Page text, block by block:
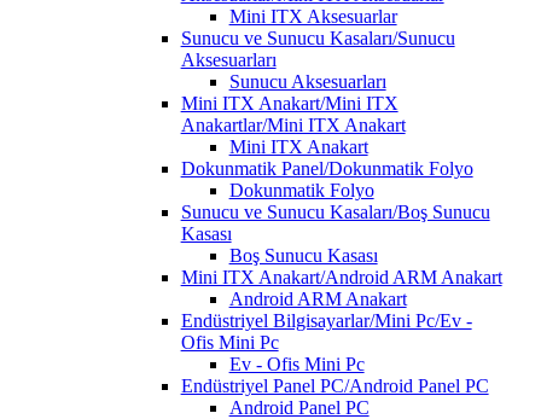
Mini ITX Aksesuarlar
Sunucu ve Sunucu Kasaları/Sunucu
Aksesuarları
Sunucu Aksesuarları
Mini ITX Anakart/Mini ITX
Anakartlar/Mini ITX Anakart
Mini ITX Anakart
Dokunmatik Panel/Dokunmatik Folyo
Dokunmatik Folyo
Sunucu ve Sunucu Kasaları/Boş Sunucu
Kasası
Boş Sunucu Kasası
Mini ITX Anakart/Android ARM Anakart
Android ARM Anakart
Endüstriyel Bilgisayarlar/Mini Pc/Ev -
Ofis Mini Pc
Ev - Ofis Mini Pc
Endüstriyel Panel PC/Android Panel PC
Android Panel PC